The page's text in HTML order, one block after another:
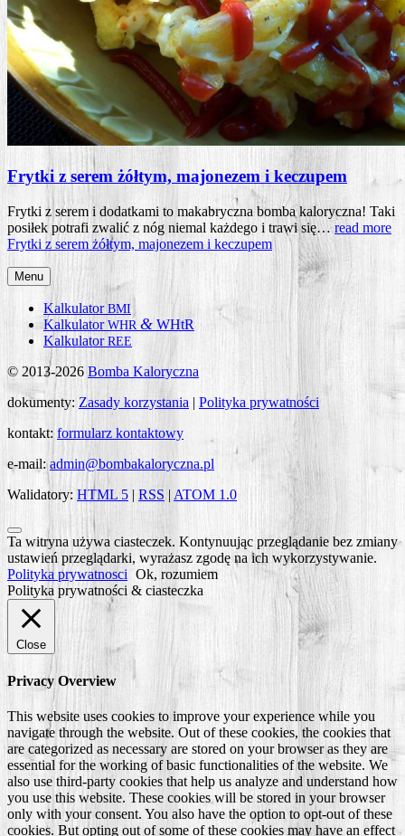
Frytki z serem żółtym, majonezem i keczupem
Fryt­ki z serem i dodat­ka­mi to maka­brycz­na bom­ba kalo­rycz­na! Taki
posi­łek potra­fi zwa­lić z nóg nie­mal każ­de­go i tra­wi się…read more
Fryt­ki z serem żół­tym, majo­ne­zem i keczupem
Menu
KalkulatorBMI
KalkulatorWHR & WHtR
KalkulatorREE
© 2013-2026 Bomba Kaloryczna
dokumenty: Zasady korzystania | Polityka prywatności
kontakt: formularz kontaktowy
e-mail:admin@bombakaloryczna.pl
Walidatory: HTML 5 | RSS | ATOM 1.0
Scroll
to
Top
Ta witryna używa ciasteczek. Kontynuując przeglądanie bez zmiany
ustawień przeglądarki, wyrażasz zgodę na ich wykorzystywanie.
Polityka prywatnosci Ok, rozumiem
Polityka prywatności & ciasteczka
Close
Privacy Overview
This website uses cookies to improve your experience while you
navigate through the website. Out of these cookies, the cookies that
are categorized as necessary are stored on your browser as they are
essential for the working of basic functionalities of the website. We
also use third-party cookies that help us analyze and understand how
you use this website. These cookies will be stored in your browser
only with your consent. You also have the option to opt-out of these
cookies. But opting out of some of these cookies may have an effect